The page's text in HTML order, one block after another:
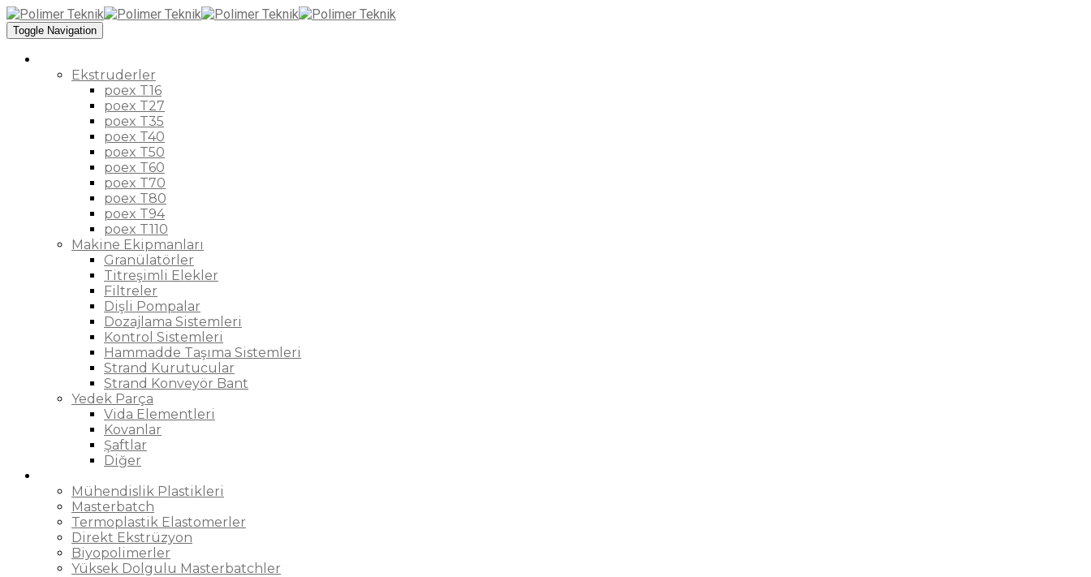
Toggle Navigation
Ekstruderler
poex T16
poex T27
poex T35
poex T40
poex T50
poex T60
poex T70
poex T80
poex T94
poex T110
Makine Ekipmanları
Granülatörler
Titreşimli Elekler
Filtreler
Dişli Pompalar
Dozajlama Sistemleri
Kontrol Sistemleri
Hammadde Taşıma Sistemleri
Strand Kurutucular
Strand Konveyör Bant
Yedek Parça
Vida Elementleri
Kovanlar
Şaftlar
Diğer
Mühendislik Plastikleri
Masterbatch
Termoplastik Elastomerler
Direkt Ekstrüzyon
Biyopolimerler
Yüksek Dolgulu Masterbatchler